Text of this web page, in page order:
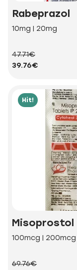
Rabeprazol
10mg | 20mg
47.71€
39.76€
Hit!
Misoprostol
100mcg | 200mcg
69.76€